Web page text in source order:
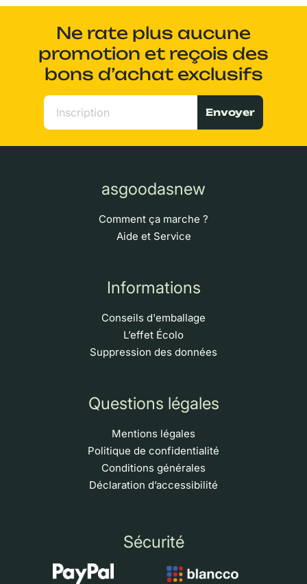
Ne rate plus aucune
promotion et reçois des
bons d’achat exclusifs
Envoyer
asgoodasnew
Comment ça marche ?
Aide et Service
Informations
Conseils d'emballage
L’effet Écolo
Suppression des données
Questions légales
Mentions légales
Politique de confidentialité
Conditions générales
Déclaration d’accessibilité
Sécurité